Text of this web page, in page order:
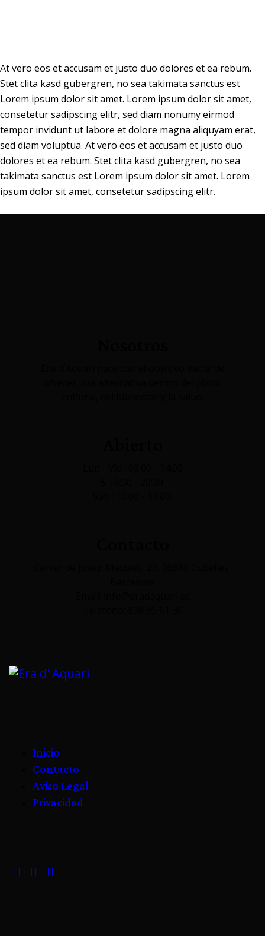
At vero eos et accusam et justo duo dolores et ea rebum.
Stet clita kasd gubergren, no sea takimata sanctus est
Lorem ipsum dolor sit amet. Lorem ipsum dolor sit amet,
consetetur sadipscing elitr, sed diam nonumy eirmod
tempor invidunt ut labore et dolore magna aliquyam erat,
sed diam voluptua. At vero eos et accusam et justo duo
dolores et ea rebum. Stet clita kasd gubergren, no sea
takimata sanctus est Lorem ipsum dolor sit amet. Lorem
ipsum dolor sit amet, consetetur sadipscing elitr.
Inicio
Contacto
Aviso Legal
Privacidad